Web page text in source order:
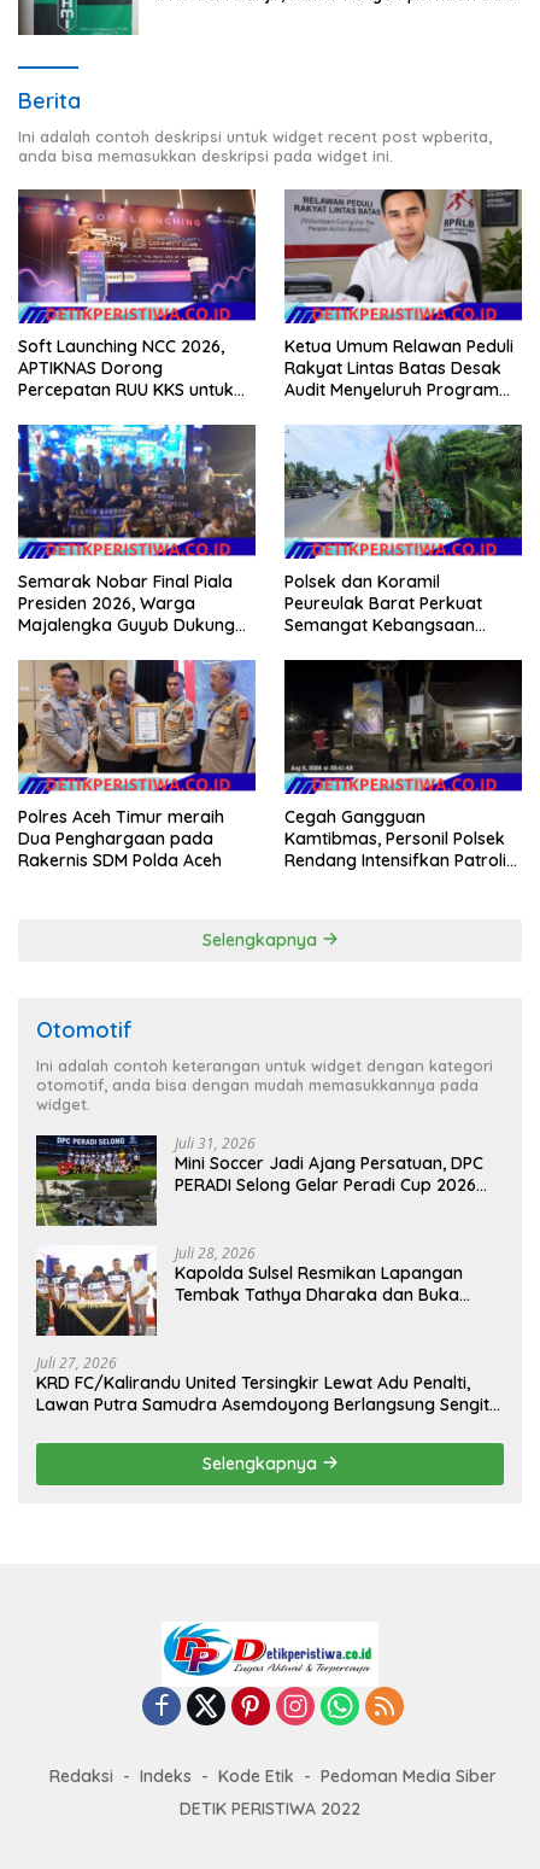
Berita
Ini adalah contoh deskripsi untuk widget recent post wpberita,
anda bisa memasukkan deskripsi pada widget ini.
Soft Launching NCC 2026,
APTIKNAS Dorong
Percepatan RUU KKS untuk
Digital Indonesia
Ketua Umum Relawan Peduli
Rakyat Lintas Batas Desak
Audit Menyeluruh Program
Pertanyakan Efektivitas
Kinerja Dinas Pertanian
Semarak Nobar Final Piala
Presiden 2026, Warga
Majalengka Guyub Dukung
Kahayang
Polsek dan Koramil
Peureulak Barat Perkuat
Semangat Kebangsaan
Merah Putih
Polres Aceh Timur meraih
Dua Penghargaan pada
Rakernis SDM Polda Aceh
Cegah Gangguan
Kamtibmas, Personil Polsek
Rendang Intensifkan Patroli
Selengkapnya
Otomotif
Ini adalah contoh keterangan untuk widget dengan kategori
otomotif, anda bisa dengan mudah memasukkannya pada
widget.
Juli 31, 2026
Mini Soccer Jadi Ajang Persatuan, DPC
PERADI Selong Gelar Peradi Cup 2026
Juli 28, 2026
Kapolda Sulsel Resmikan Lapangan
Tembak Tathya Dharaka dan Buka
Juli 27, 2026
KRD FC/Kalirandu United Tersingkir Lewat Adu Penalti,
Lawan Putra Samudra Asemdoyong Berlangsung Sengit
Selengkapnya
Redaksi Indeks Kode Etik
Pedoman Media Siber
DETIK PERISTIWA 2022